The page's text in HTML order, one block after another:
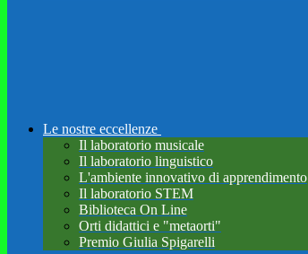
Le nostre eccellenze
Il laboratorio musicale
Il laboratorio linguistico
L'ambiente innovativo di apprendimento
Il laboratorio STEM
Biblioteca On Line
Orti didattici e "metaorti"
Premio Giulia Spigarelli